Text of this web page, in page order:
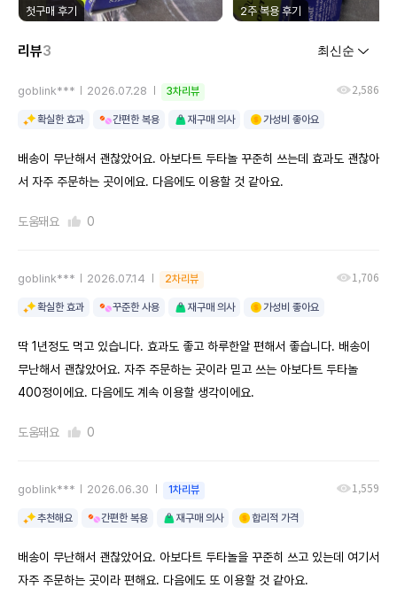
첫구매 후기 2주 복용 후기
리뷰3
goblink*** 2026.07.28 3차리뷰 2,586
확실한 효과 간편한 복용 재구매 의사 가성비 좋아요
배송이 무난해서 괜찮았어요. 아보다트 두타놀 꾸준히 쓰는데 효과도 괜찮아
서 자주 주문하는 곳이에요. 다음에도 이용할 것 같아요.
도움돼요 0
goblink*** 2026.07.14 2차리뷰 1,706
확실한 효과 꾸준한 사용 재구매 의사 가성비 좋아요
딱 1년정도 먹고 있습니다. 효과도 좋고 하루한알 편해서 좋습니다. 배송이
무난해서 괜찮았어요. 자주 주문하는 곳이라 믿고 쓰는 아보다트 두타놀
400정이에요. 다음에도 계속 이용할 생각이에요.
도움돼요 0
goblink*** 2026.06.30 1차리뷰 1,559
추천해요 간편한 복용 재구매 의사 합리적 가격
배송이 무난해서 괜찮았어요. 아보다트 두타놀을 꾸준히 쓰고 있는데 여기서
자주 주문하는 곳이라 편해요. 다음에도 또 이용할 것 같아요.